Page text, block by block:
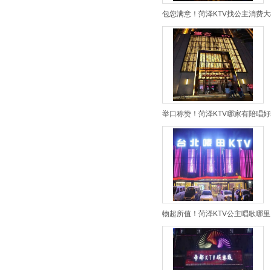
包您满意！菏泽KTV找公主消费
举口称赞！菏泽KTV哪家有陪唱
物超所值！菏泽KTV公主唱歌哪